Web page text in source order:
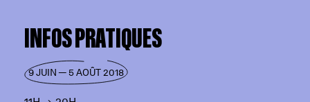
INFOS PRATIQUES
9 JUIN — 5 AOÛT 2018